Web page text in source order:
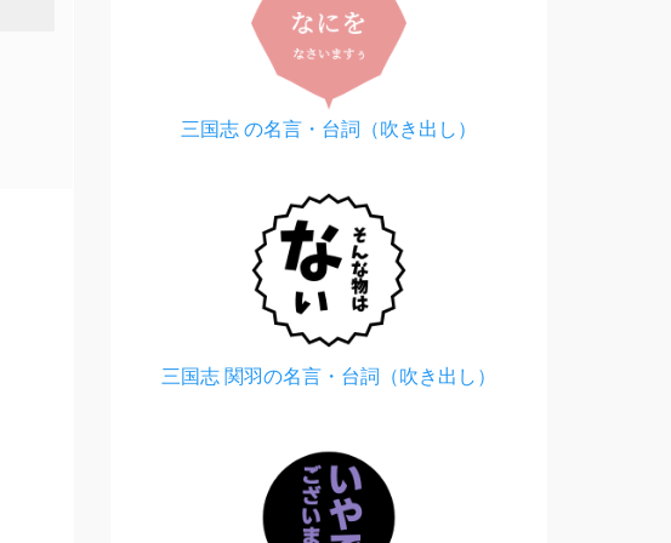
三国志 の名言・台詞（吹き出し）
三国志 関羽の名言・台詞（吹き出し）